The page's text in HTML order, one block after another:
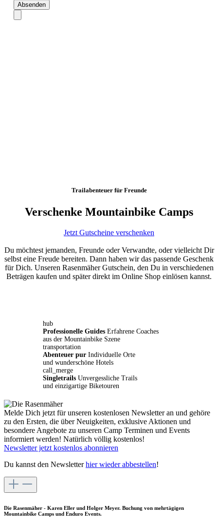
Absenden
Trailabenteuer für Freunde
Verschenke Mountainbike Camps
Jetzt Gutscheine verschenken
Du möchtest jemanden, Freunde oder Verwandte, oder vielleicht Dir
selbst eine Freude bereiten. Dann haben wir das passende Geschenk
für Dich. Unseren Rasenmäher Gutschein, den Du in verschiedenen
Beträgen kaufen und später direkt im Online Shop einlösen kannst.
hub
Professionelle Guides Erfahrene Coaches
aus der Mountainbike Szene
transportation
Abenteuer pur Individuelle Orte
und wunderschöne Hotels
call_merge
Singletrails Unvergessliche Trails
und einzigartige Biketouren
Melde Dich jetzt für unseren kostenlosen Newsletter an und gehöre
zu den Ersten, die über Neuigkeiten, exklusive Aktionen und
besondere Angebote zu unseren Camp Terminen und Events
informiert werden! Natürlich völlig kostenlos!
Newsletter jetzt kostenlos abonnieren
Du kannst den Newsletterhier wieder abbestellen!
Die Rasenmäher - Karen Eller und Holger Meyer. Buchung von mehrtägigen
Mountainbike Camps und Enduro Events.